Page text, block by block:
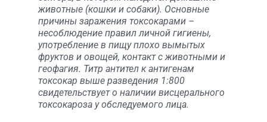
животные (кошки и собаки). Основные
причины заражения токсокарами –
несоблюдение правил личной гигиены,
употребление в пищу плохо вымытых
фруктов и овощей, контакт с животными и
геофагия. Титр антител к антигенам
токсокар выше разведения 1:800
свидетельствует о наличии висцерального
токсокароза у обследуемого лица.